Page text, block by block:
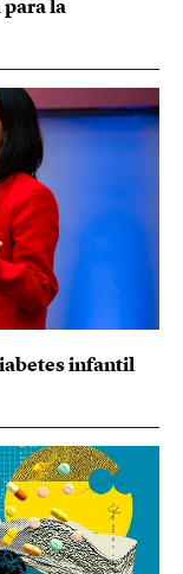
la
infantil